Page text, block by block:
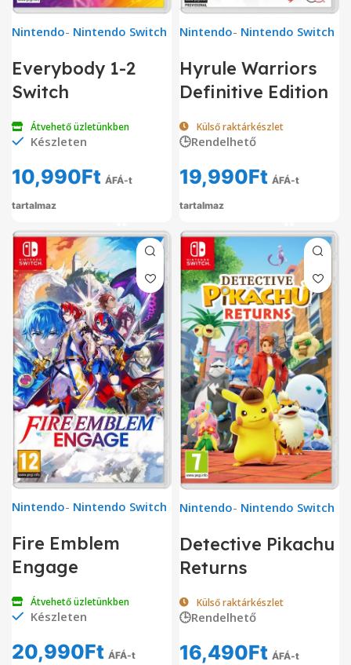
Nintendo- Nintendo Switch
Everybody 1-2
Switch
Átvehető üzletünkben
Készleten
10,990Ft ÁFÁ-t
tartalmaz
Nintendo- Nintendo Switch
Hyrule Warriors
Definitive Edition
Külső raktárkészlet
🕒Rendelhető
19,990Ft ÁFÁ-t
tartalmaz
Nintendo- Nintendo Switch
Fire Emblem
Engage
Átvehető üzletünkben
Készleten
20,990Ft ÁFÁ-t
Nintendo- Nintendo Switch
Detective Pikachu
Returns
Külső raktárkészlet
🕒Rendelhető
16,490Ft ÁFÁ-t